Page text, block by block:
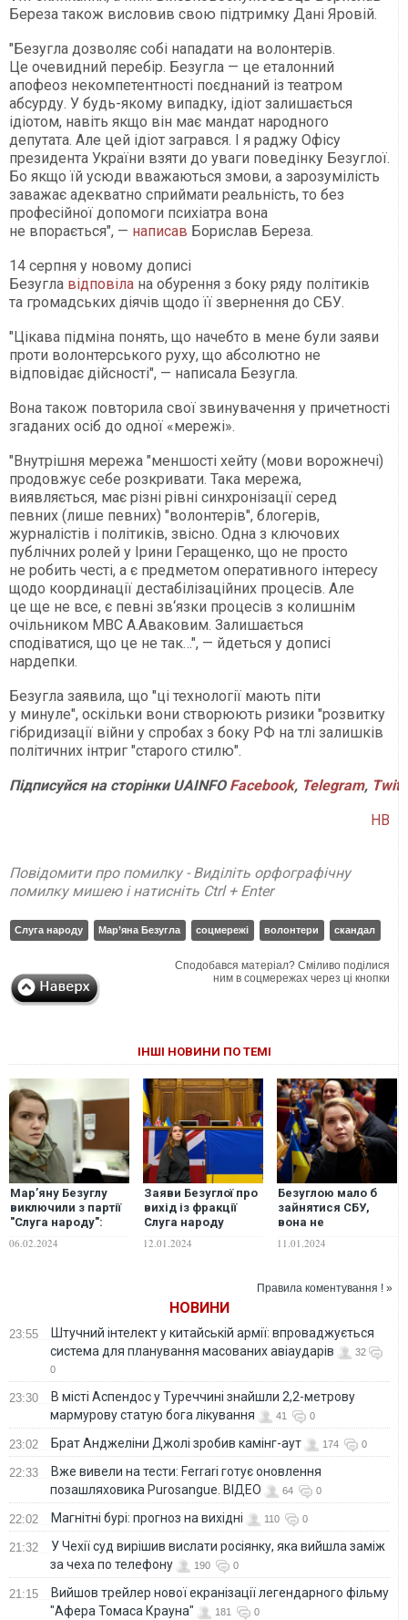
Береза також висловив свою підтримку Дані Яровій.
"Безугла дозволяє собі нападати на волонтерів.
Це очевидний перебір. Безугла — це еталонний
апофеоз некомпетентності поєднаний із театром
абсурду. У будь-якому випадку, ідіот залишається
ідіотом, навіть якщо він має мандат народного
депутата. Але цей ідіот загрався. І я раджу Офісу
президента України взяти до уваги поведінку Безуглої.
Бо якщо їй усюди вважаються змови, а зарозумілість
заважає адекватно сприймати реальність, то без
професійної допомоги психіатра вона
не впорається", — написав Борислав Береза.
14 серпня у новому дописі
Безугла відповіла на обурення з боку ряду політиків
та громадських діячів щодо її звернення до СБУ.
"Цікава підміна понять, що начебто в мене були заяви
проти волонтерського руху, що абсолютно не
відповідає дійсності", — написала Безугла.
Вона також повторила свої звинувачення у причетності
згаданих осіб до одної «мережі».
"Внутрішня мережа "меншості хейту (мови ворожнечі)
продовжує себе розкривати. Така мережа,
виявляється, має різні рівні синхронізації серед
певних (лише певних) "волонтерів", блогерів,
журналістів і політиків, звісно. Одна з ключових
публічних ролей у Ірини Геращенко, що не просто
не робить честі, а є предметом оперативного інтересу
щодо координації дестабілізаційних процесів. Але
це ще не все, є певні зв‘язки процесів з колишнім
очільником МВС А.Аваковим. Залишається
сподіватися, що це не так…", — йдеться у дописі
нардепки.
Безугла заявила, що "ці технології мають піти
у минуле", оскільки вони створюють ризики "розвитку
гібридизації війни у спробах з боку РФ на тлі залишків
політичних інтриг "старого стилю".
Підписуйся на сторінки UAINFO Facebook, Telegram,
НВ
Повідомити про помилку - Виділіть орфографічну
помилку мишею і натисніть Ctrl + Enter
Слуга народу Мар’яна Безугла соцмережі волонтери скандал
Сподобався матеріал? Сміливо поділися
ним в соцмережах через ці кнопки
ІНШІ НОВИНИ ПО ТЕМІ
Мар’яну Безуглу
виключили з партії
"Слуга народу":
фракції
06.02.2024
Заяви Безуглої про
вихід із фракції
Слуга народу
12.01.2024
Безуглою мало б
зайнятися СБУ,
вона не
політик, у неї є
11.01.2024
Правила коментування ! »
НОВИНИ
23:55
Штучний інтелект у китайській армії: впроваджується
система для планування масованих авіаударів
32
0
23:30
В місті Аспендос у Туреччині знайшли 2,2-метрову
мармурову статую бога лікування
41 0
23:02 Брат Анджеліни Джолі зробив камінг-аут 174 0
22:33
Вже вивели на тести: Ferrari готує оновлення
позашляховика Purosangue. ВІДЕО
64 0
22:02 Магнітні бурі: прогноз на вихідні 110 0
21:32
У Чехії суд вирішив вислати росіянку, яка вийшла заміж
за чеха по телефону
190 0
21:15
Вийшов трейлер нової екранізації легендарного фільму
"Афера Томаса Крауна"
181 0